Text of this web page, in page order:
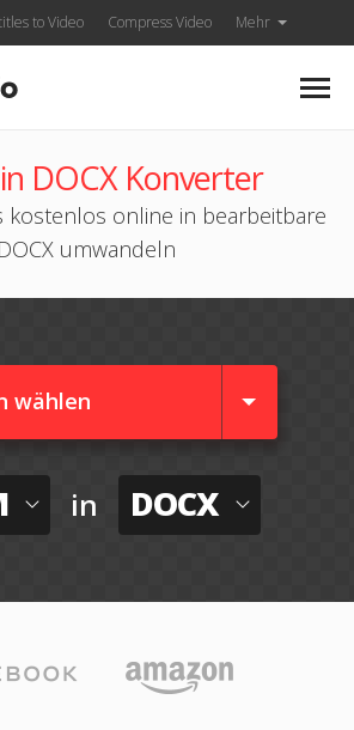
to Video Compress Video Mehr
DOCX Konverter
kostenlos online in bearbeitbare
DOCX umwandeln
wählen
in DOCX